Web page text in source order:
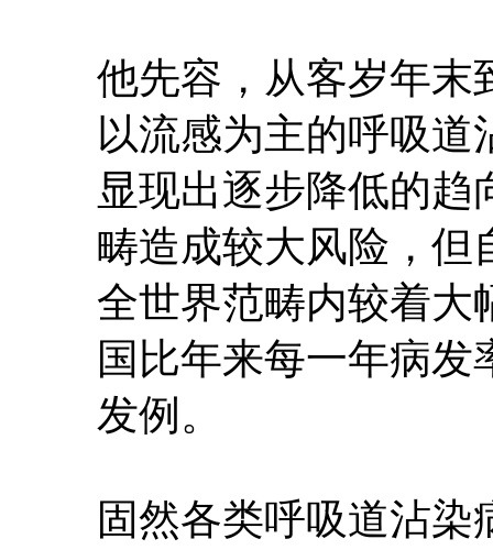
他先容，从客岁年末
以流感为主的呼吸道
显现出逐步降低的
畴造成较大风险，但
全世界范畴内较着大
国比年来每一年病
发例。
固然各类呼吸道沾